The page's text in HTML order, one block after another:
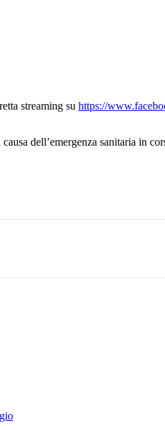
streaming su https://
dell’emergenza sanitaria in